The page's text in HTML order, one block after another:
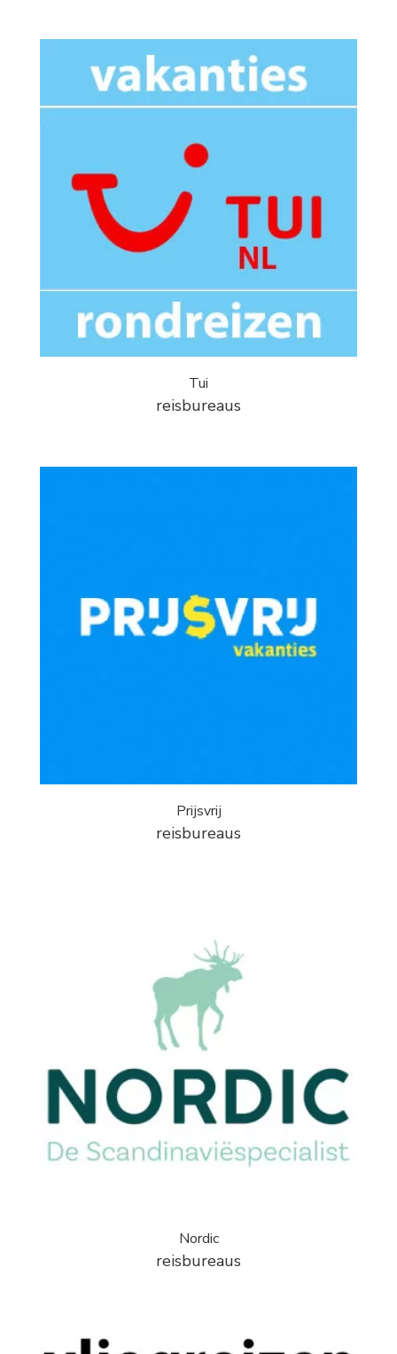
Tui
reisbureaus
Prijsvrij
reisbureaus
Nordic
reisbureaus